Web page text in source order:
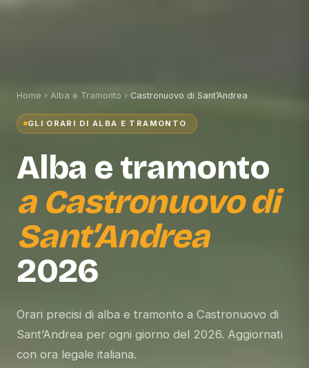
Home › Alba e Tramonto › Castronuovo di Sant’Andrea
GLI ORARI DI ALBA E TRAMONTO
Alba e tramonto
a Castronuovo di
Sant’Andrea
2026
Orari precisi di alba e tramonto a Castronuovo di
Sant’Andrea per ogni giorno del 2026. Aggiornati
con ora legale italiana.